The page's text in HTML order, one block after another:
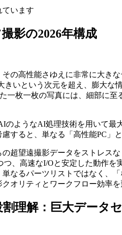
います
影の2026年構成
の高性能さゆえに非常に大き
いという次元を超え、膨大
一枚一枚の写真には、細部に
のようなAI処理技術を用いて
すると、単なる「高性能PC」
超望遠撮影データをストレス
、高速なI/Oと安定した動作
なるパーツリストではなく、
オリティとワークフロー効率
理解：巨大データ